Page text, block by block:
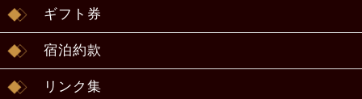
ギフト券
宿泊約款
リンク集